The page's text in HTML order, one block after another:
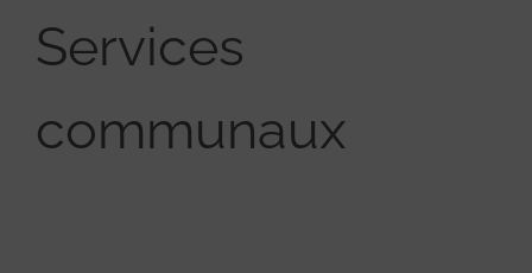
Services
communaux